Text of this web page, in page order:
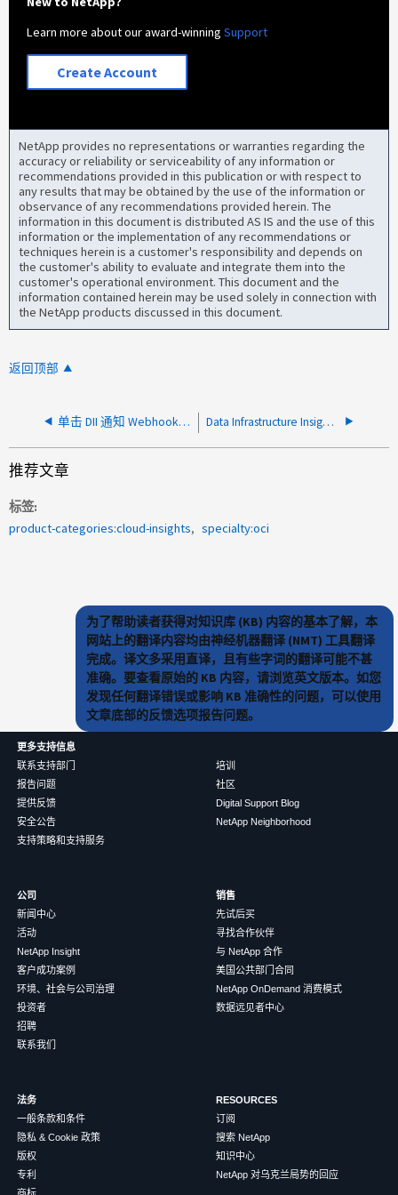
Learn more about our award-winningSupport
Create Account
NetApp provides no representations or warranties regarding the
accuracy or reliability or serviceability of any information or
recommendations provided in this publication or with respect to
any results that may be obtained by the use of the information or
observance of any recommendations provided herein. The
information in this document is distributed AS IS and the use of this
information or the implementation of any recommendations or
techniques herein is a customer's responsibility and depends on
the customer's ability to evaluate and integrate them into the
customer's operational environment. This document and the
information contained herein may be used solely in connection with
the NetApp products discussed in this document.
返回顶部
单击 DII 通知 Webhook 上的测试 Webhook 返回 HTTP 400 Bad Request Data Infrastructure Insights 工作负载安全取证 CSV 导出仅包含前 10,000 个条目
推荐文章
标签
product-categories:cloud-insights
specialty:oci
为了帮助读者获得对知识库 (KB) 内容的基本了解，本
网站上的翻译内容均由神经机器翻译 (NMT) 工具翻译
完成。译文多采用直译，且有些字词的翻译可能不甚
准确。要查看原始的 KB 内容，请浏览英文版本。如您
发现任何翻译错误或影响 KB 准确性的问题，可以使用
文章底部的反馈选项报告问题。
更多支持信息
联系支持部门
报告问题
提供反馈
安全公告
支持策略和支持服务
培训
社区
Digital Support Blog
NetApp Neighborhood
公司
新闻中心
活动
NetApp Insight
客户成功案例
环境、社会与公司治理
投资者
招聘
联系我们
销售
先试后买
寻找合作伙伴
与 NetApp 合作
美国公共部门合同
NetApp OnDemand 消费模式
数据远见者中心
法务
一般条款和条件
隐私 & Cookie 政策
版权
专利
RESOURCES
订阅
搜索 NetApp
知识中心
NetApp 对乌克兰局势的回应